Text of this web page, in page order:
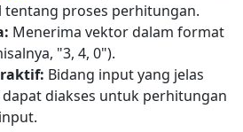
tentang proses perhitungan.
Menerima vektor dalam format
"3, 4, 0").
Bidang input yang jelas
diakses untuk perhitungan